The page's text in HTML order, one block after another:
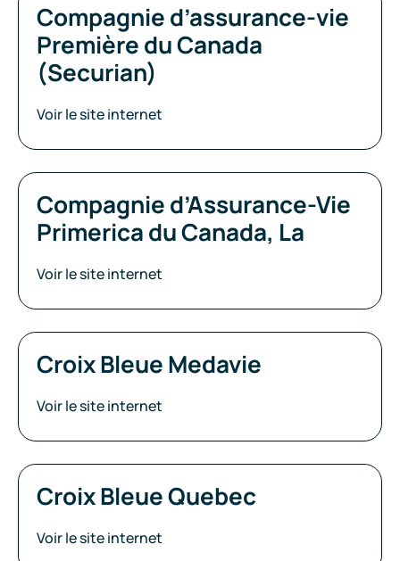
Compagnie d’assurance-vie
Première du Canada
(Securian)
Voir le site internet
Compagnie d’Assurance-Vie
Primerica du Canada, La
Voir le site internet
Croix Bleue Medavie
Voir le site internet
Croix Bleue Quebec
Voir le site internet